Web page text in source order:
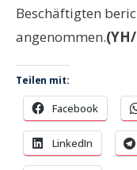
Beschäftigten
angenommen.
Teilen mit:
Facebook
LinkedIn